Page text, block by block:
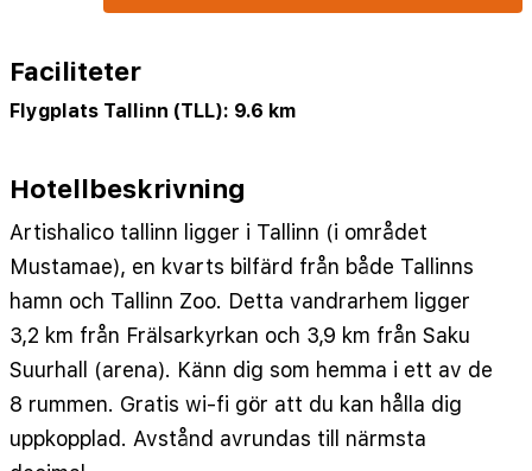
Faciliteter
Flygplats Tallinn (TLL): 9.6 km
Hotellbeskrivning
Artishalico tallinn ligger i Tallinn (i området
Mustamae), en kvarts bilfärd från både Tallinns
hamn och Tallinn Zoo. Detta vandrarhem ligger
3,2 km från Frälsarkyrkan och 3,9 km från Saku
Suurhall (arena). Känn dig som hemma i ett av de
8 rummen. Gratis wi-fi gör att du kan hålla dig
uppkopplad. Avstånd avrundas till närmsta